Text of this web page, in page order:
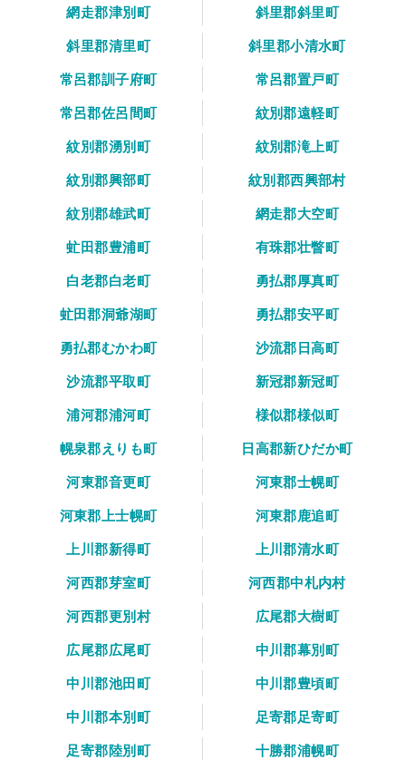
網走郡津別町
斜里郡斜里町
斜里郡清里町
斜里郡小清水町
常呂郡訓子府町
常呂郡置戸町
常呂郡佐呂間町
紋別郡遠軽町
紋別郡湧別町
紋別郡滝上町
紋別郡興部町
紋別郡西興部村
紋別郡雄武町
網走郡大空町
虻田郡豊浦町
有珠郡壮瞥町
白老郡白老町
勇払郡厚真町
虻田郡洞爺湖町
勇払郡安平町
勇払郡むかわ町
沙流郡日高町
沙流郡平取町
新冠郡新冠町
浦河郡浦河町
様似郡様似町
幌泉郡えりも町
日高郡新ひだか町
河東郡音更町
河東郡士幌町
河東郡上士幌町
河東郡鹿追町
上川郡新得町
上川郡清水町
河西郡芽室町
河西郡中札内村
河西郡更別村
広尾郡大樹町
広尾郡広尾町
中川郡幕別町
中川郡池田町
中川郡豊頃町
中川郡本別町
足寄郡足寄町
足寄郡陸別町
十勝郡浦幌町